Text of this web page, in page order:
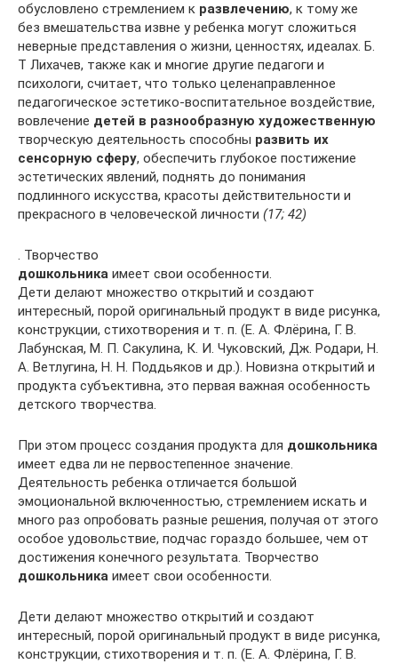
обусловлено стремлением к развлечению, к тому же
без вмешательства извне у ребенка могут сложиться
неверные представления о жизни, ценностях, идеалах. Б.
Т Лихачев, также как и многие другие педагоги и
психологи, считает, что только целенаправленное
педагогическое эстетико-воспитательное воздействие,
вовлечение детей в разнообразную художественную
творческую деятельность способны развить их
сенсорную сферу, обеспечить глубокое постижение
эстетических явлений, поднять до понимания
подлинного искусства, красоты действительности и
прекрасного в человеческой личности (17; 42)
. Творчество
дошкольника имеет свои особенности.
Дети делают множество открытий и создают
интересный, порой оригинальный продукт в виде рисунка,
конструкции, стихотворения и т. п. (Е. А. Флёрина, Г. В.
Лабунская, М. П. Сакулина, К. И. Чуковский, Дж. Родари, Н.
А. Ветлугина, Н. Н. Поддьяков и др.). Новизна открытий и
продукта субъективна, это первая важная особенность
детского творчества.
При этом процесс создания продукта для дошкольника
имеет едва ли не первостепенное значение.
Деятельность ребенка отличается большой
эмоциональной включенностью, стремлением искать и
много раз опробовать разные решения, получая от этого
особое удовольствие, подчас гораздо большее, чем от
достижения конечного результата. Творчество
дошкольника имеет свои особенности.
Дети делают множество открытий и создают
интересный, порой оригинальный продукт в виде рисунка,
конструкции, стихотворения и т. п. (Е. А. Флёрина, Г. В.